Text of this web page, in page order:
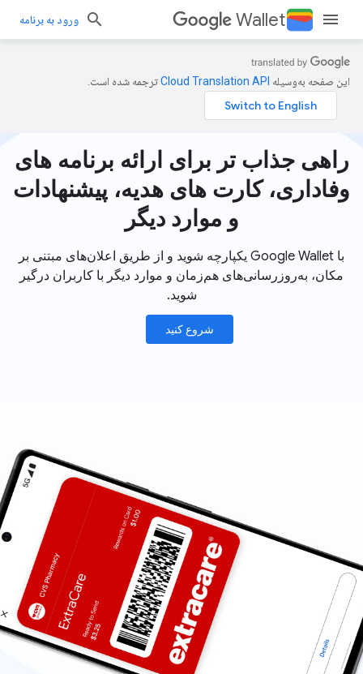
Wallet ورود به برنامه
این صفحه به‌وسیله ترجمه شده است.
راهی جذاب تر برای ارائه برنامه های
وفاداری، کارت های هدیه، پیشنهادات
و موارد دیگر
با Google Wallet یکپارچه شوید و از طریق اعلان‌های مبتنی بر
مکان، به‌روزرسانی‌های هم‌زمان و موارد دیگر با کاربران درگیر
شوید.
شروع کنید